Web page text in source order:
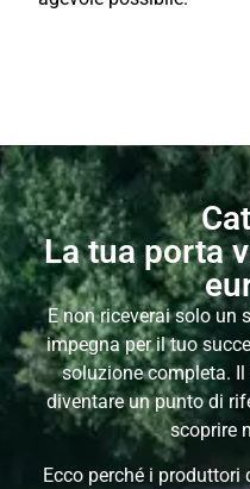
La tua porta
E non riceverai solo un
impegna per il tuo
soluzione completa.
diventare un punto di
scoprire
Ecco perché i